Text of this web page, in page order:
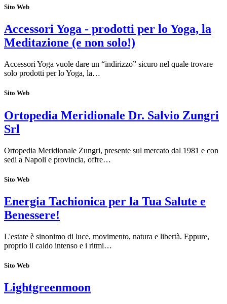
Sito Web
Accessori Yoga - prodotti per lo Yoga, la
Meditazione (e non solo!)
Accessori Yoga vuole dare un “indirizzo” sicuro nel quale trovare
solo prodotti per lo Yoga, la…
Sito Web
Ortopedia Meridionale Dr. Salvio Zungri
Srl
Ortopedia Meridionale Zungri, presente sul mercato dal 1981 e con
sedi a Napoli e provincia, offre…
Sito Web
Energia Tachionica per la Tua Salute e
Benessere!
L'estate è sinonimo di luce, movimento, natura e libertà. Eppure,
proprio il caldo intenso e i ritmi…
Sito Web
Lightgreenmoon